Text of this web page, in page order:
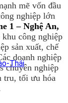
Thái
mẽ vốn đầu
nghiệp lớn
1 – Nghệ An,
công nghiệp
sản xuất, chế
doanh nghiệp
chuyên nghiệp
tru, tối ưu hóa